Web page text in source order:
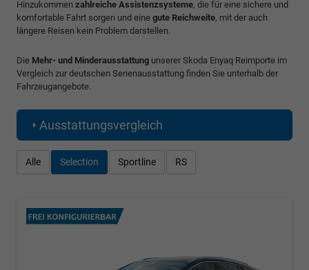
Hinzukommen zahlreiche Assistenzsysteme, die für eine sichere und
komfortable Fahrt sorgen und eine gute Reichweite, mit der auch
längere Reisen kein Problem darstellen.
Die Mehr- und Minderausstattung unserer Skoda Enyaq Reimporte im
Vergleich zur deutschen Serienausstattung finden Sie unterhalb der
Fahrzeugangebote.
Ausstattungsvergleich
Alle Selection Sportline RS